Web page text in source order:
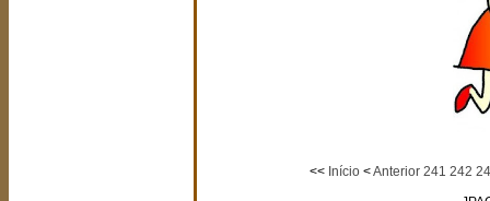
<< Início <Anterior 241 242